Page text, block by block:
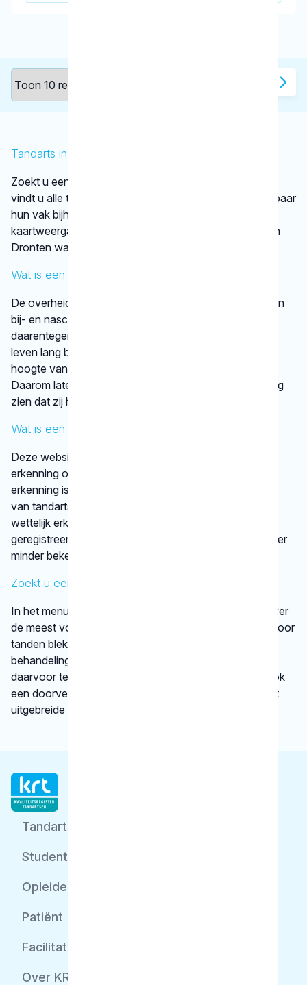
Tandarts in Dronten
Zoekt u een tandarts in Dronten ? In de lijst hierboven
vindt u alle tandheelkundigen in Dronten , die aantoonbaar
hun vak bijhouden. Bovendien kunt u ook de
kaartweergave aanklikken. Dan ziet u op een kaart van
Dronten waar deze tandartsen gevestigd zijn.
Wat is een KRT-registratie?
De overheid verplicht tandartsen niet tot het volgen van
bij- en nascholing. De beroepsgroep zelf vindt het
daarentegen wel belangrijk dat tandheelkundigen hun
leven lang blijven leren. Op die manier zijn ze op de
hoogte van de nieuwste tandheelkundige technieken.
Daarom laten tandartsen met een KRT-registratie graag
zien dat zij hun vak bijhouden.
Wat is een discipline?
Deze website vermeldt alleen disciplines met een
erkenning op basis van vastgestelde criteria. Die
erkenning is afgegeven door een vereniging
van tandartsen. De kaakchirurg en de orthodontist zijn
wettelijk erkende specialisaties. Alle specialisten staan
geregistreerd in het
. Bij disciplines waarover
minder bekend is, verwijst het KRT door.
Zoekt u een specifieke behandeling?
In het menu onder
vindt u informatie over
de meest voorkomende behandelingen, bijvoorbeeld voor
tanden bleken. We vertellen kort en krachtig wat een
behandeling inhoudt en bij welke gebitsspecialist u
daarvoor terecht kunt. Per type behandeling vindt u ook
een doorverwijzing naar een betrouwbare website met
uitgebreide informatie.
Tandarts
Student
Opleider
Patiënt
Facilitator
Over KRT